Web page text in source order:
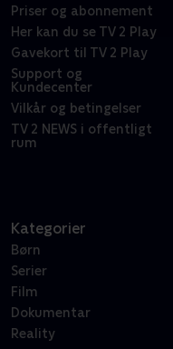
Priser og abonnement
Her kan du se TV 2 Play
Gavekort til TV 2 Play
Support og
Kundecenter
Vilkår og betingelser
TV 2 NEWS i offentligt
rum
Kategorier
Børn
Serier
Film
Dokumentar
Reality